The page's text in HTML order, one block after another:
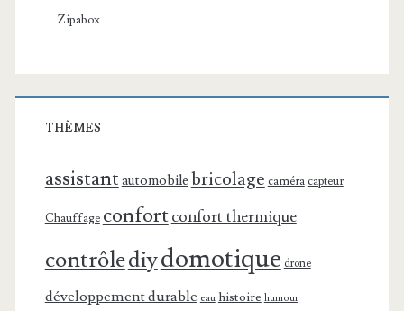
Zipabox
THÈMES
assistant automobile bricolage caméra capteur
Chauffage confortconfort thermique
contrôlediydomotique drone
développement durable eau histoire humour